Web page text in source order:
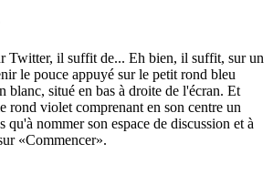
Twitter, il suffit de... Eh bien, il suffit, sur un
le pouce appuyé sur le petit rond bleu
blanc, situé en bas à droite de l'écran. Et
rond violet comprenant en son centre un
qu'à nommer son espace de discussion et à
«Commencer».